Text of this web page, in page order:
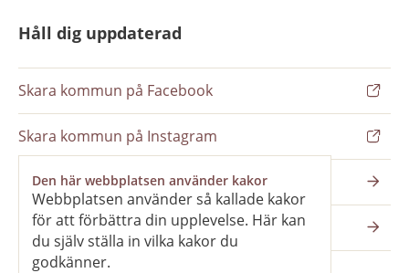
Den här webbplatsen använder kakor
Webbplatsen använder så kallade kakor
för att förbättra din upplevelse. Här kan
du själv ställa in vilka kakor du
godkänner.
Håll dig uppdaterad
Skara kommun på Facebook
Skara kommun på Instagram
Nyhetsbrev
Pressrum